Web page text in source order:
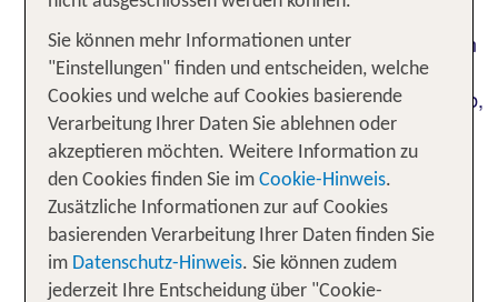
ganzen Welt anzieht. Du magst es ruhiger? Dann
findest du mit den Adults Only Resorts auf Ibiza, in
Thailand oder an der Algarve entspannte
Rückzugsorte mit Stil. Ob romantischer Paarurlaub,
Partytrip oder bewusste Wellness-Auszeit: Dein
Gay Urlaub mit TUI ist so vielseitig wie du selbst.
Entdecke sorgfältig ausgewählte Reiseziele und
Hotels, die mit höchstem Komfort glänzen und ein
geschütztes, weltoffenes Umfeld für queere
Reisende bieten.
Sie können mehr Informationen unter
"Einstellungen" finden und entscheiden, welche
Cookies und welche auf Cookies basierende
Verarbeitung Ihrer Daten Sie ablehnen oder
akzeptieren möchten. Weitere Information zu
den Cookies finden Sie im Cookie-Hinweis.
Zusätzliche Informationen zur auf Cookies
basierenden Verarbeitung Ihrer Daten finden Sie
im Datenschutz-Hinweis. Sie können zudem
jederzeit Ihre Entscheidung über "Cookie-